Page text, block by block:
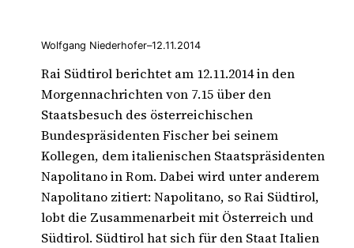
Wolfgang Niederhofer–12.11.2014
Rai Südtirol berichtet am 12.11.2014 in den
Morgennachrichten von 7.15 über den
Staatsbesuch des österreichischen
Bundespräsidenten Fischer bei seinem
Kollegen, dem italienischen Staatspräsidenten
Napolitano in Rom. Dabei wird unter anderem
Napolitano zitiert: Napolitano, so Rai Südtirol,
lobt die Zusammenarbeit mit Österreich und
Südtirol. Südtirol hat sich für den Staat Italien